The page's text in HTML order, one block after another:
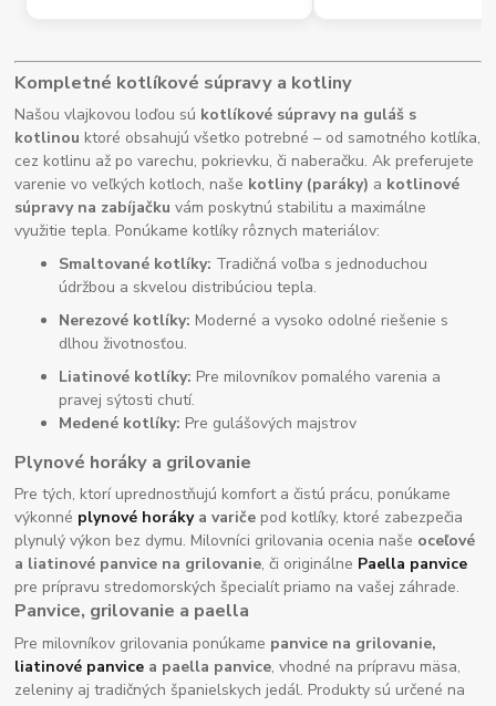
Kompletné kotlíkové súpravy a kotliny
Našou vlajkovou loďou sú kotlíkové súpravy na guláš s
kotlinou ktoré obsahujú všetko potrebné – od samotného kotlíka,
cez kotlinu až po varechu, pokrievku, či naberačku. Ak preferujete
varenie vo veľkých kotloch, naše kotliny (paráky) a kotlinové
súpravy na zabíjačku vám poskytnú stabilitu a maximálne
využitie tepla. Ponúkame kotlíky rôznych materiálov:
Smaltované kotlíky: Tradičná voľba s jednoduchou
údržbou a skvelou distribúciou tepla.
Nerezové kotlíky: Moderné a vysoko odolné riešenie s
dlhou životnosťou.
Liatinové kotlíky: Pre milovníkov pomalého varenia a
pravej sýtosti chutí.
Medené kotlíky: Pre gulášových majstrov
Plynové horáky a grilovanie
Pre tých, ktorí uprednostňujú komfort a čistú prácu, ponúkame
výkonné plynové horákya variče pod kotlíky, ktoré zabezpečia
plynulý výkon bez dymu. Milovníci grilovania ocenia naše oceľové
a liatinové panvice na grilovanie, či originálne Paella panvice
pre prípravu stredomorských špecialít priamo na vašej záhrade.
Panvice, grilovanie a paella
Pre milovníkov grilovania ponúkame panvice na grilovanie,
liatinové panvice a paella panvice, vhodné na prípravu mäsa,
zeleniny aj tradičných španielskych jedál. Produkty sú určené na